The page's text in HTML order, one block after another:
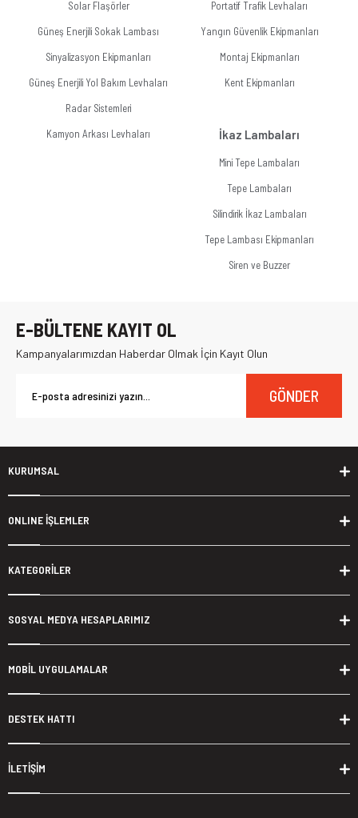
Solar Flaşörler
Güneş Enerjili Sokak Lambası
Sinyalizasyon Ekipmanları
Güneş Enerjili Yol Bakım Levhaları
Radar Sistemleri
Kamyon Arkası Levhaları
Portatif Trafik Levhaları
Yangın Güvenlik Ekipmanları
Montaj Ekipmanları
Kent Ekipmanları
İkaz Lambaları
Mini Tepe Lambaları
Tepe Lambaları
Silindirik İkaz Lambaları
Tepe Lambası Ekipmanları
Siren ve Buzzer
E-BÜLTENE KAYIT OL
Kampanyalarımızdan Haberdar Olmak İçin Kayıt Olun
GÖNDER
KURUMSAL
ONLINE İŞLEMLER
KATEGORİLER
SOSYAL MEDYA HESAPLARIMIZ
MOBİL UYGULAMALAR
DESTEK HATTI
İLETİŞİM